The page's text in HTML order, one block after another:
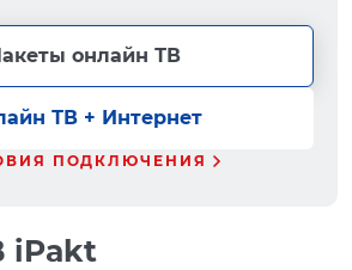
онлайн ТВ
ТВ + Интернет
ПОДКЛЮЧЕНИЯ
iPakt